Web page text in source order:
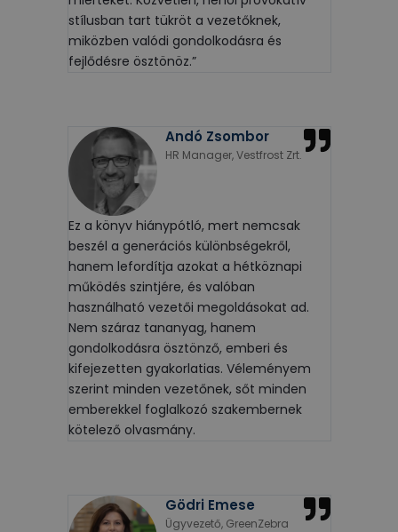
stílusban tart tükröt a vezetőknek,
miközben valódi gondolkodásra és
fejlődésre ösztönöz.”
Andó Zsombor
HR Manager, Vestfrost Zrt.
Ez a könyv hiánypótló, mert nemcsak
beszél a generációs különbségekről,
hanem lefordítja azokat a hétköznapi
működés szintjére, és valóban
használható vezetői megoldásokat ad.
Nem száraz tananyag, hanem
gondolkodásra ösztönző, emberi és
kifejezetten gyakorlatias. Véleményem
szerint minden vezetőnek, sőt minden
emberekkel foglalkozó szakembernek
kötelező olvasmány.
Gödri Emese
Ügyvezető, GreenZebra